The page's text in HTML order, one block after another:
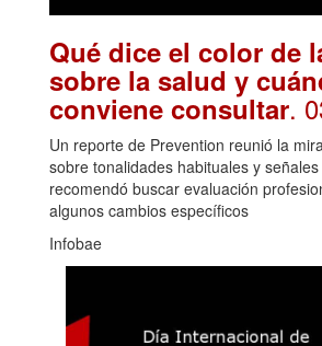
Qué dice el color de
sobre la salud y
conviene consultar.
Un reporte de Prevention reunió la
sobre tonalidades habituales y
recomendó buscar evaluación
algunos cambios específicos
Infobae